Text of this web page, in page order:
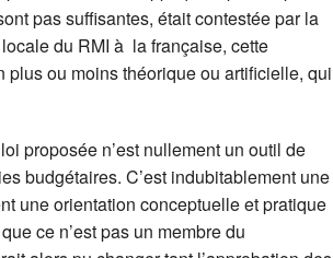
pas suffisantes, était contestée par la
du RMI à la française, cette
ou moins théorique ou artificielle, qui
proposée n’est nullement un outil de
budgétaires. C’est indubitablement une
une orientation conceptuelle et pratique
ce n’est pas un membre du